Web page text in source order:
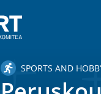
SPORTS AND